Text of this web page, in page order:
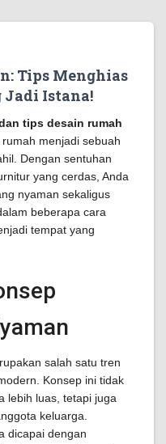
Tips Menghias
Jadi Istana!
tips desain rumah
rumah menjadi sebuah
Dengan sentuhan
yang cerdas, Anda
nyaman sekaligus
beberapa cara
tempat yang
salah satu tren
Konsep ini tidak
lebih luas, tetapi juga
keluarga.
dicapai dengan